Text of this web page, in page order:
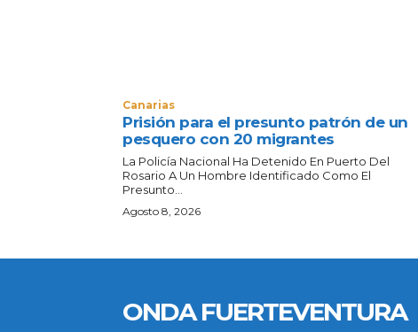
Canarias
Prisión para el presunto patrón de un
pesquero con 20 migrantes
La Policía Nacional Ha Detenido En Puerto Del
Rosario A Un Hombre Identificado Como El
Presunto...
Agosto 8, 2026
ONDA FUERTEVENTURA